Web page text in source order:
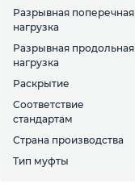
Разрывная поперечная
нагрузка
Разрывная продольная
нагрузка
Раскрытие
Соответствие
стандартам
Страна производства
Тип муфты